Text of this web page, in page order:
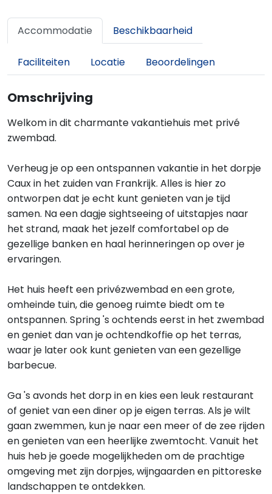
Accommodatie Beschikbaarheid
Faciliteiten Locatie Beoordelingen
Omschrijving
Welkom in dit charmante vakantiehuis met privé
zwembad.
Verheug je op een ontspannen vakantie in het dorpje
Caux in het zuiden van Frankrijk. Alles is hier zo
ontworpen dat je echt kunt genieten van je tijd
samen. Na een dagje sightseeing of uitstapjes naar
het strand, maak het jezelf comfortabel op de
gezellige banken en haal herinneringen op over je
ervaringen.
Het huis heeft een privézwembad en een grote,
omheinde tuin, die genoeg ruimte biedt om te
ontspannen. Spring 's ochtends eerst in het zwembad
en geniet dan van je ochtendkoffie op het terras,
waar je later ook kunt genieten van een gezellige
barbecue.
Ga 's avonds het dorp in en kies een leuk restaurant
of geniet van een diner op je eigen terras. Als je wilt
gaan zwemmen, kun je naar een meer of de zee rijden
en genieten van een heerlijke zwemtocht. Vanuit het
huis heb je goede mogelijkheden om de prachtige
omgeving met zijn dorpjes, wijngaarden en pittoreske
landschappen te ontdekken.